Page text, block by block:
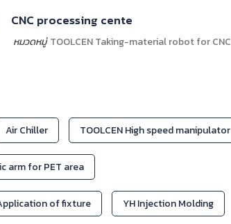
CNC加工中心上下料产
หมวดหมู่ TOOLCEN Taking-material robot for CNC
Air Chiller TOOLCEN High speed manipulator
arm for PET area
of fixture YH Injection Molding